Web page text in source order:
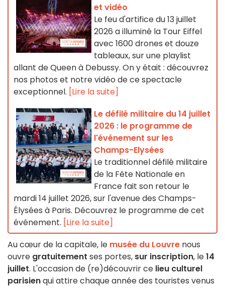
et vidéo
Le feu d'artifice du 13 juillet
2026 a illuminé la Tour Eiffel
avec 1600 drones et douze
tableaux, sur une playlist
allant de Queen à Debussy. On y était : découvrez
nos photos et notre vidéo de ce spectacle
exceptionnel. [Lire la suite]
Le défilé militaire du 14 juillet
2026 : le programme de
l'événement sur les
Champs-Elysées
Le traditionnel défilé militaire
de la Fête Nationale en
France fait son retour le
mardi 14 juillet 2026, sur l'avenue des Champs-
Élysées à Paris. Découvrez le programme de cet
événement. [Lire la suite]
Au cœur de la capitale, le musée du Louvre nous
ouvre gratuitement ses portes, sur inscription, le14
juillet. L'occasion de (re)découvrir ce lieu culturel
parisienqui attire chaque année des touristes venus